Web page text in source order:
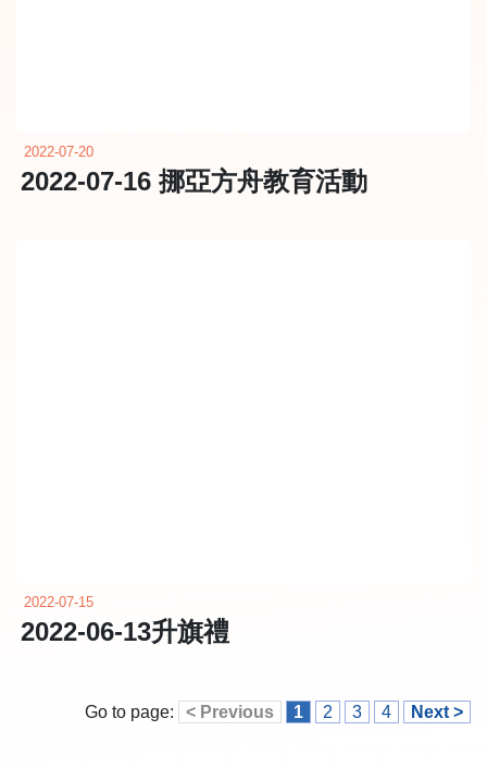
2022-07-20
2022-07-16 挪亞方舟教育活動
2022-07-15
2022-06-13升旗禮
Go to page: < Previous 1 2 3 4 Next >